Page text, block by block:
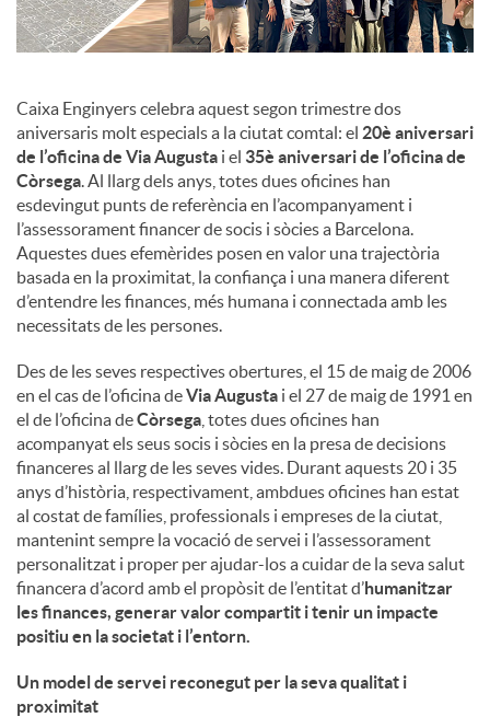
n
t
i
n
g
u
t
s
Caixa Enginyers celebra aquest segon trimestre dos
aniversaris molt especials a la ciutat comtal: el 20è aniversari
de l’oficina de Via Augusta i el 35è aniversari de l’oficina de
Còrsega. Al llarg dels anys, totes dues oficines han
esdevingut punts de referència en l’acompanyament i
l’assessorament financer de socis i sòcies a Barcelona.
Aquestes dues efemèrides posen en valor una trajectòria
basada en la proximitat, la confiança i una manera diferent
d’entendre les finances, més humana i connectada amb les
necessitats de les persones.
Des de les seves respectives obertures, el 15 de maig de 2006
en el cas de l’oficina deVia Augusta i el 27 de maig de 1991 en
el de l’oficina deCòrsega , totes dues oficines han
acompanyat els seus socis i sòcies en la presa de decisions
financeres al llarg de les seves vides. Durant aquests 20 i 35
anys d’història, respectivament, ambdues oficines han estat
al costat de famílies, professionals i empreses de la ciutat,
mantenint sempre la vocació de servei i l’assessorament
personalitzat i proper per ajudar-los a cuidar de la seva salut
financera d’acord amb el propòsit de l’entitat d’humanitzar
les finances, generar valor compartit i tenir un impacte
positiu en la societat i l’entorn.
Un model de servei reconegut per la seva qualitat i
proximitat